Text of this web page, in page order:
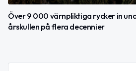
Över 9 000 värnpliktiga rycker in
årskullen på flera decennier